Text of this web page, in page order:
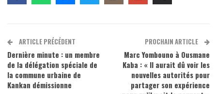
ARTICLE PRÉCÉDENT
Dernière minute : un membre
de la délégation spéciale de
la commune urbaine de
Kankan démissionne
PROCHAIN ARTICLE
Marc Yombouno à Ousmane
Kaba : « Il aurait dû voir les
nouvelles autorités pour
partager son expérience